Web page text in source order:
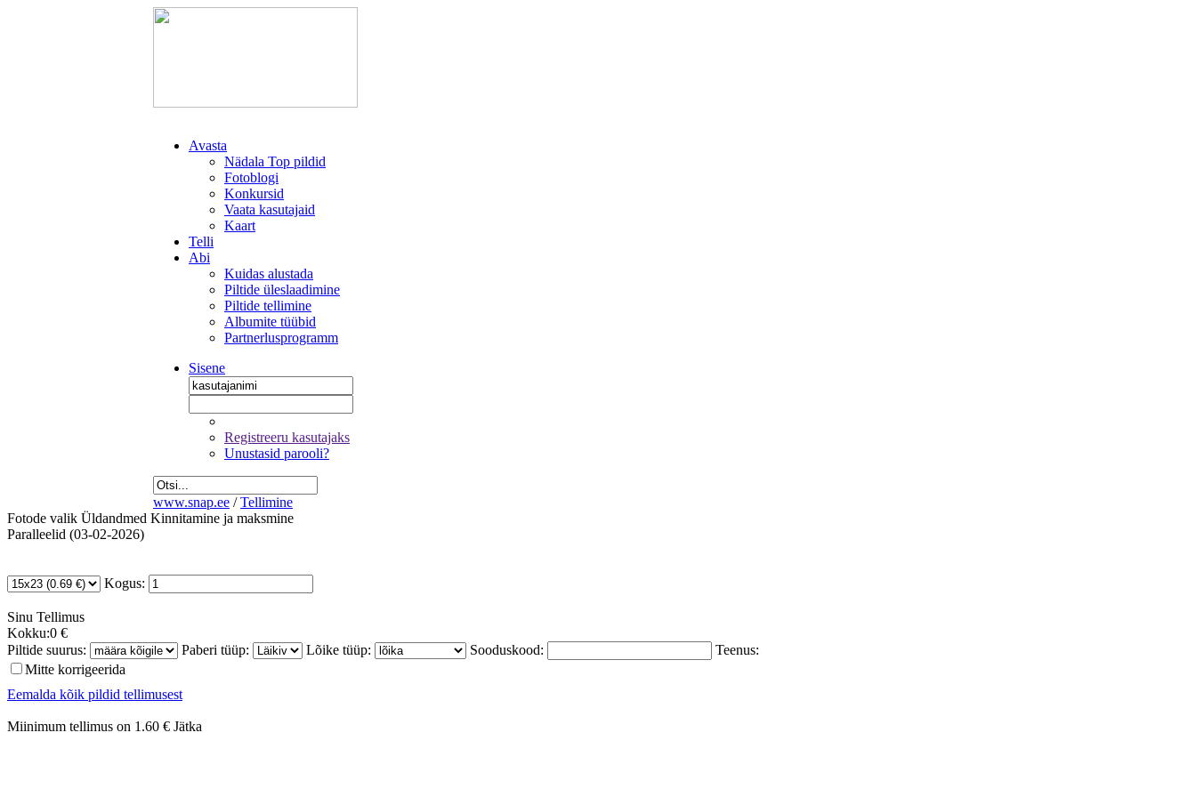
Avasta
Nädala Top pildid
Fotoblogi
Konkursid
Vaata kasutajaid
Kaart
Telli
Abi
Kuidas alustada
Piltide üleslaadimine
Piltide tellimine
Albumite tüübid
Partnerlusprogramm
Sisene
Registreeru kasutajaks
Unustasid parooli?
www.snap.ee / Tellimine
Fotode valik Üldandmed Kinnitamine ja maksmine
Paralleelid (03-02-2026)
Kogus:
Sinu Tellimus
Kokku:0 €
Piltide suurus:
Paberi tüüp: Lõike tüüp: Sooduskood:
Teenus:
Mitte korrigeerida
Eemalda kõik pildid tellimusest
Miinimum tellimus on 1.60 € Jätka